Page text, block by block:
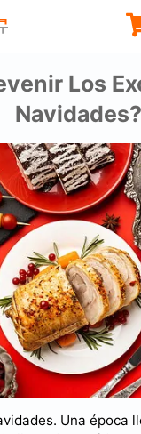
Los
Navidades?
Una época